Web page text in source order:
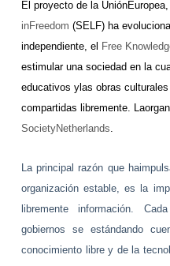
El proyecto de la UniónEuropea,
inFreedom (SELF) ha
independiente, el Free
estimular una sociedad en la
educativos ylas obras
compartidas libremente.
SocietyNetherlands
La principal razón que
organización estable, es la
libremente información.
gobiernos se estándando
conocimiento libre y de la